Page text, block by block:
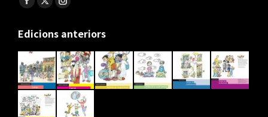
Facebook
opens
in
new
window
X
opens
in
new
window
Instagram
opens
in
new
window
Edicions anteriors